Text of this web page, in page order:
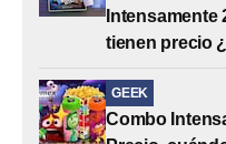
Intensamente
tienen precio
GEEK
Combo